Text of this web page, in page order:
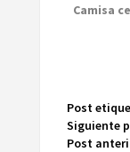
Camisa
Post
Siguiente
Post